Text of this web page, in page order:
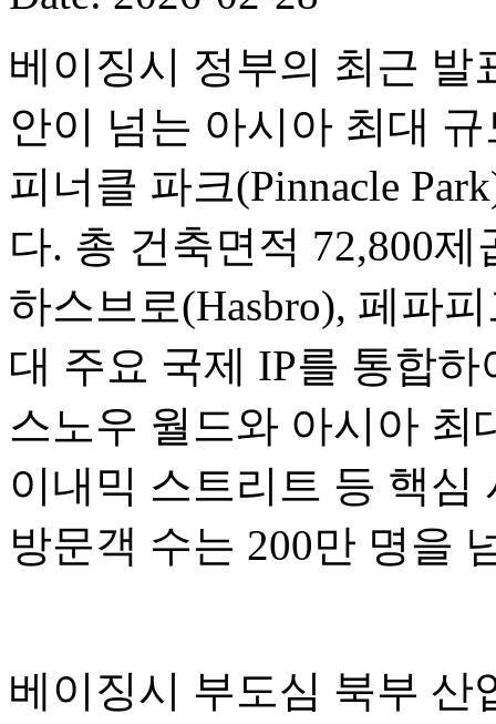
베이징시 정부의 최근 발
안이 넘는 아시아 최대
피너클 파크(Pinnacle
다. 총 건축면적 72,800
하스브로(Hasbro), 페파
대 주요 국제 IP를 통합
스노우 월드와 아시아 최
이내믹 스트리트 등 핵심
방문객 수는 200만 명을
베이징시 부도심 북부 산